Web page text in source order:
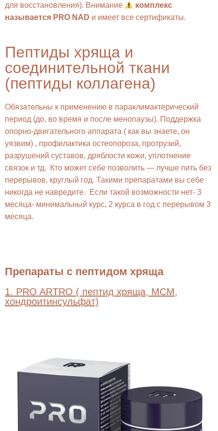
для восстановления). Внимание
комплекс
называется PRO NAD и имеет все сертификаты.
Пептиды хряща и
соединительной ткани
(пептиды коллагена)
Обязательны к применению в параклимактерический
период (до, во время и после менопаузы). Поддержка
опорно-двигательного аппарата ( как вы знаете, он
уязвим) , профилактика остеопороза, протрузий,
разрушений суставов, дряблости кожи, уплотнение
связок и тд. Кто может себе позволить — лучше пить без
перерывов, круглый год. Такими препаратами вы себе
никогда не навредите. Если такой возможности нет- 3
месяца- минимальный курс, 2 курса в год с перерывом 3
месяца.
Препараты с пептидом хряща
1. PRO ARTRO ( пептид хряща, МСМ,
хондроитинсульфат)